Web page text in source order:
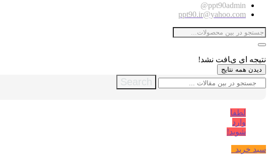
ppt90admin@
ppt90.ir@yahoo.com
نتیجه ای یافت نشد!
دیدن همه نتایج
Search
لطفا
وارد
شوید!
سبد خرید